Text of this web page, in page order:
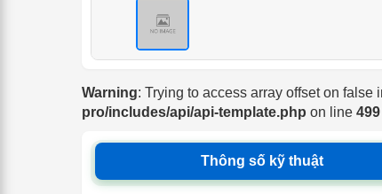
<
Warning: Trying to access array offset on false
pro/includes/api/api-template.php on line 499
Thông số kỹ thuật